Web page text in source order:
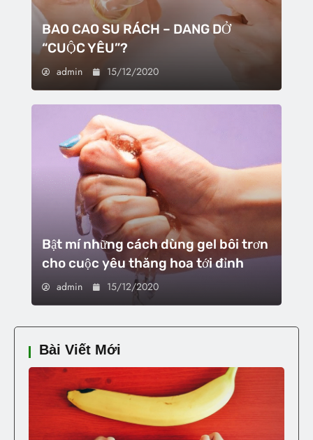
BAO CAO SU RÁCH – DANG DỞ
“CUỘC YÊU”?
admin 15/12/2020
Bật mí những cách dùng gel bôi trơn
cho cuộc yêu thăng hoa tới đỉnh
admin 15/12/2020
Bài Viết Mới